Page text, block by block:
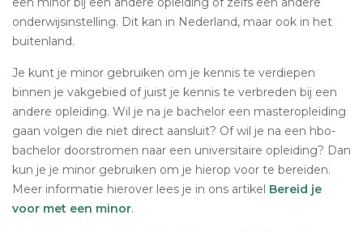
onderwijsinstelling. Dit kan in Nederland, maar ook in het
buitenland.
Je kunt je minor gebruiken om je kennis te verdiepen
binnen je vakgebied of juist je kennis te verbreden bij een
andere opleiding. Wil je na je bachelor een masteropleiding
gaan volgen die niet direct aansluit? Of wil je na een hbo-
bachelor doorstromen naar een universitaire opleiding? Dan
kun je je minor gebruiken om je hierop voor te bereiden.
Meer informatie hierover lees je in ons artikel Bereid je
voor met een minor.